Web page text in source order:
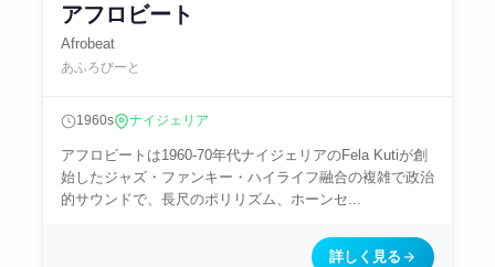
アフロビート
Afrobeat
あふろびーと
1960s ナイジェリア
アフロビートは1960-70年代ナイジェリアのFela Kutiが創
始したジャズ・ファンキー・ハイライフ融合の複雑で政治
的サウンドで、長尺のポリリズム、ホーンセ...
詳しく見る